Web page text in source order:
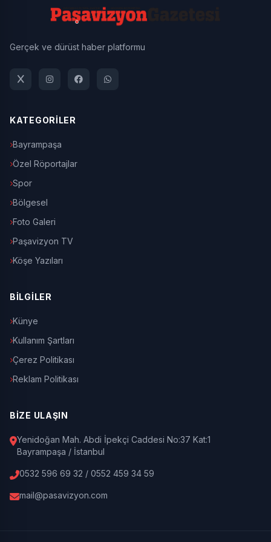
Gerçek ve dürüst haber platformu
KATEGORİLER
Bayrampaşa
Özel Röportajlar
Spor
Bölgesel
Foto Galeri
Paşavizyon TV
Köşe Yazıları
BİLGİLER
Künye
Kullanım Şartları
Çerez Politikası
Reklam Politikası
BİZE ULAŞIN
Yenidoğan Mah. Abdi İpekçi Caddesi No:37 Kat:1
Bayrampaşa / İstanbul
0532 596 69 32 / 0552 459 34 59
mail@pasavizyon.com